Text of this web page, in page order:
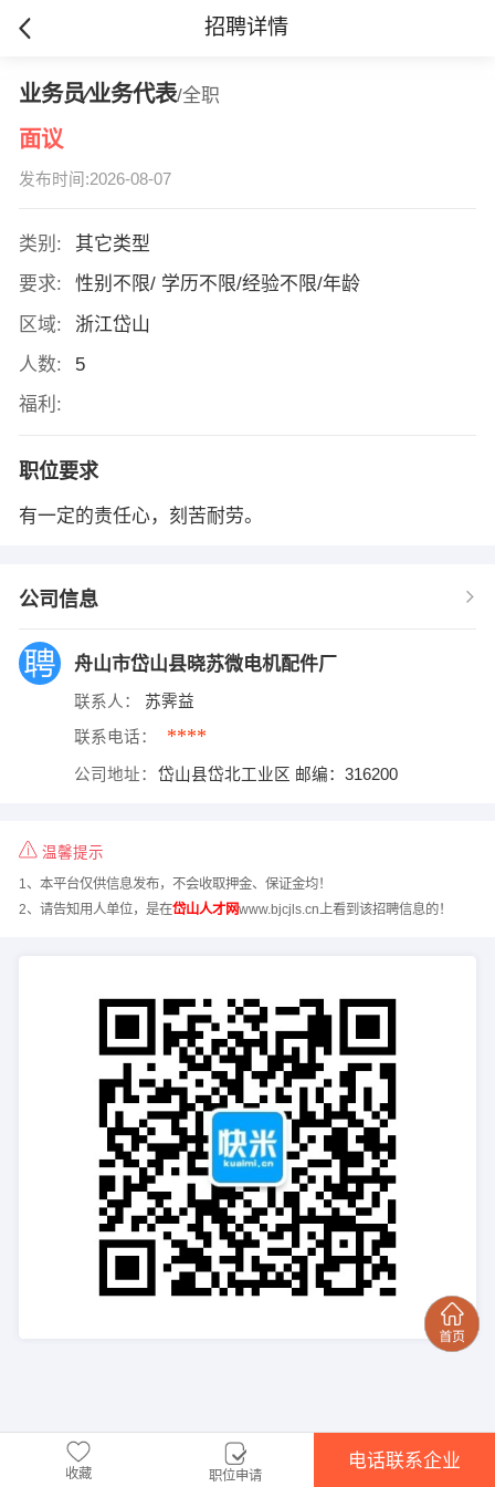
招聘详情
业务员∕业务代表/全职
面议
发布时间:2026-08-07
类别:
其它类型
要求:
性别不限/ 学历不限/经验不限/年龄
区域:
浙江岱山
人数:
5
福利:
职位要求
有一定的责任心，刻苦耐劳。
公司信息
舟山市岱山县晓苏微电机配件厂
联系人： 苏霁益
联系电话： ****
公司地址： 岱山县岱北工业区 邮编：316200
温馨提示
1、本平台仅供信息发布，不会收取押金、保证金均！
2、请告知用人单位，是在岱山人才网www.bjcjls.cn上看到该招聘信息的！
收藏 职位申请
电话联系企业